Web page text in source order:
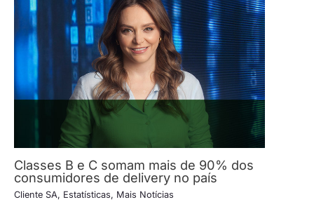
Classes B e C somam mais de 90% dos
consumidores de delivery no país
Cliente SA, Estatísticas, Mais Notícias